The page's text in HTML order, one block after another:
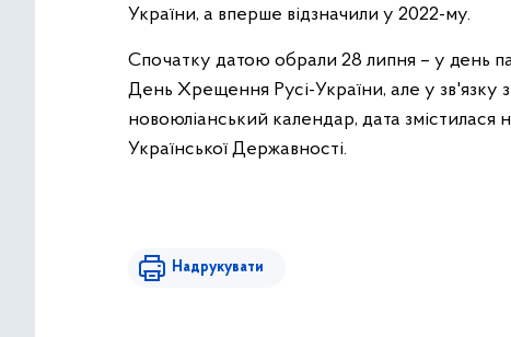
України, а вперше відзначили у 2022-му.
Спочатку датою обрали 28 липня – у день
День Хрещення Русі-України, але у зв'язку
новоюліанський календар, дата змістилася
Української Державності.
Надрукувати